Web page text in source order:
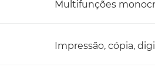
Multifunções
Impressão, cópia,